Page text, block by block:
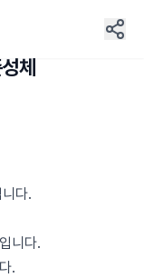
체
다.
니다.
.